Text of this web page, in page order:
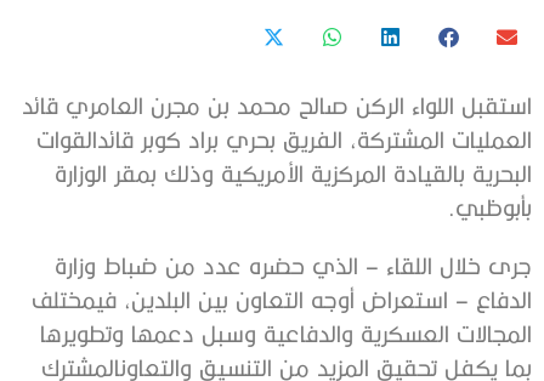
استقبل اللواء الركن صالح محمد بن مجرن العامري قائد
العمليات المشتركة، الفريق بحري براد كوبر قائدالقوات
البحرية بالقيادة المركزية الأمريكية وذلك بمقر الوزارة
بأبوظبي
جرى خلال اللقاء – الذي حضره عدد من ضباط وزارة
الدفاع – استعراض أوجه التعاون بين البلدين، فيمختلف
المجالات العسكرية والدفاعية وسبل دعمها وتطويرها
بما يكفل تحقيق المزيد من التنسيق والتعاونالمشترك